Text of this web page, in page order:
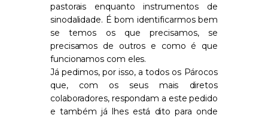
pastorais enquanto instrumentos de
sinodalidade. É bom identificarmos bem
se temos os que precisamos, se
precisamos de outros e como é que
funcionamos com eles.
Já pedimos, por isso, a todos os Párocos
que, com os seus mais diretos
colaboradores, respondam a este pedido
e também já lhes está dito para onde